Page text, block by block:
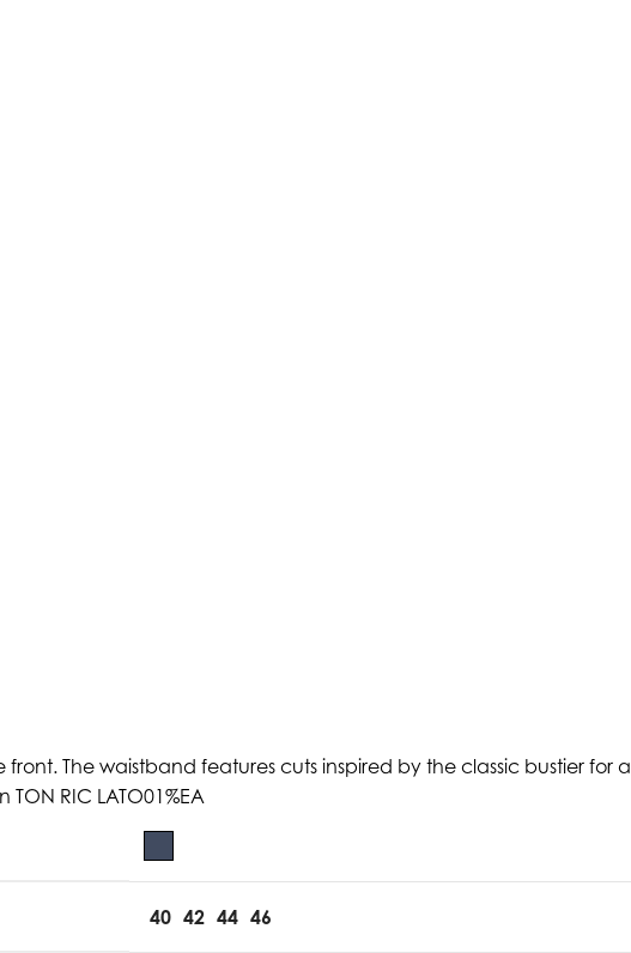
The waistband features cuts inspired by the classic bustier
RIC LATO01%EA
40 42 44 46